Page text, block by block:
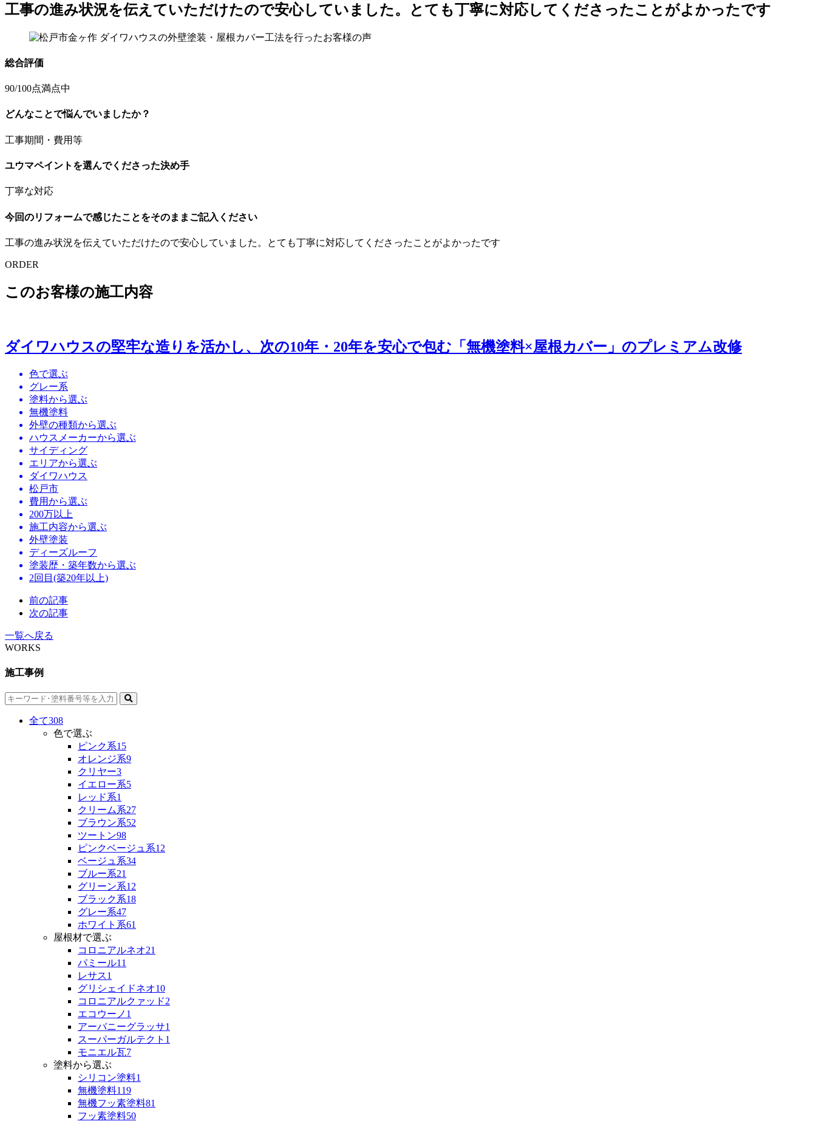
工事の進み状況を伝えていただけたので安心していました。とても丁寧に対応してくださったことがよかったです
総合評価
90/100点満点中
どんなことで悩んでいましたか？
工事期間・費用等
ユウマペイントを選んでくださった決め手
丁寧な対応
今回のリフォームで感じたことをそのままご記入ください
工事の進み状況を伝えていただけたので安心していました。とても丁寧に対応してくださったことがよかったです
ORDER
このお客様の施工内容
ダイワハウスの堅牢な造りを活かし、次の10年・20年を安心で包む「無機塗料×屋根カバー」のプレミアム改修
色で選ぶ
グレー系
塗料から選ぶ
無機塗料
外壁の種類から選ぶ
ハウスメーカーから選ぶ
サイディング
エリアから選ぶ
ダイワハウス
松戸市
費用から選ぶ
200万以上
施工内容から選ぶ
外壁塗装
ディーズルーフ
塗装歴・築年数から選ぶ
2回目(築20年以上)
前の記事
次の記事
一覧へ戻る
WORKS
施工事例
全て308
色で選ぶ
ピンク系15
オレンジ系9
クリヤー3
イエロー系5
レッド系1
クリーム系27
ブラウン系52
ツートン98
ピンクベージュ系12
ベージュ系34
ブルー系21
グリーン系12
ブラック系18
グレー系47
ホワイト系61
屋根材で選ぶ
コロニアルネオ21
パミール11
レサス1
グリシェイドネオ10
コロニアルクァッド2
エコウーノ 1
アーバニーグラッサ1
スーパーガルテクト 1
モニエル瓦7
塗料から選ぶ
シリコン塗料1
無機塗料119
無機フッ素塗料81
フッ素塗料50